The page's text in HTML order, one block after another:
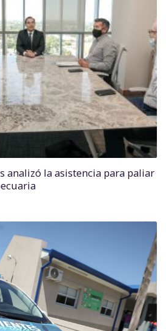
analizó la asistencia para paliar